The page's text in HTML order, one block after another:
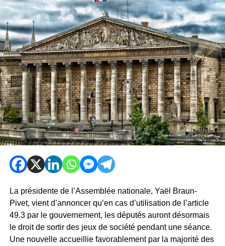
La présidente de l’Assemblée nationale, Yaël Braun-
Pivet, vient d’annoncer qu’en cas d’utilisation de l’article
49.3 par le gouvernement, les députés auront désormais
le droit de sortir des jeux de société pendant une séance.
Une nouvelle accueillie favorablement par la majorité des